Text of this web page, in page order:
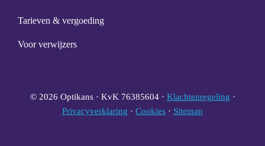
Tarieven & vergoeding
Voor verwijzers
© 2026 Optikans · KvK 76385604 · Klachtenregeling ·
Privacyverklaring · Cookies · Sitemap